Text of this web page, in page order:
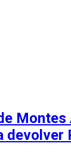
Montes
devolver